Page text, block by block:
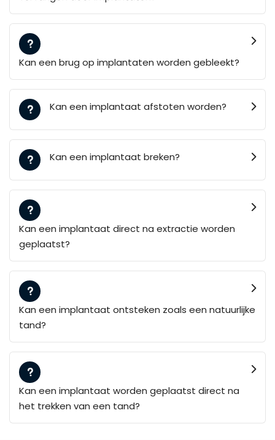
Kan een brug op implantaten worden gebleekt?
Kan een implantaat afstoten worden?
Kan een implantaat breken?
Kan een implantaat direct na extractie worden
geplaatst?
Kan een implantaat ontsteken zoals een natuurlijke
tand?
Kan een implantaat worden geplaatst direct na
het trekken van een tand?